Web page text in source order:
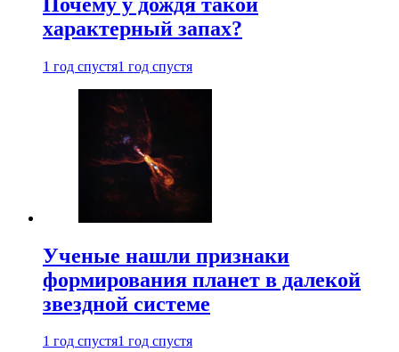
характерный запах?
1 год спустя1 год спустя
Ученые нашли признаки
формирования планет в далекой
звездной системе
1 год спустя1 год спустя